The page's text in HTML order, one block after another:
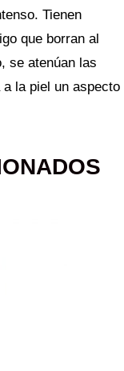
Tienen
que borran al
se atenúan las
a la piel un aspecto